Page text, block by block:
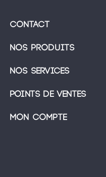
Contact
Nos produits
Nos services
Points de ventes
Mon compte